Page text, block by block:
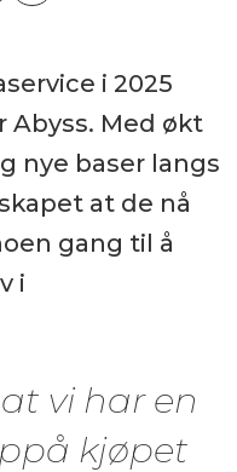
i 2025
Abyss. Med økt
nye baser langs
at de nå
gang til å
i
vi har en
kjøpet